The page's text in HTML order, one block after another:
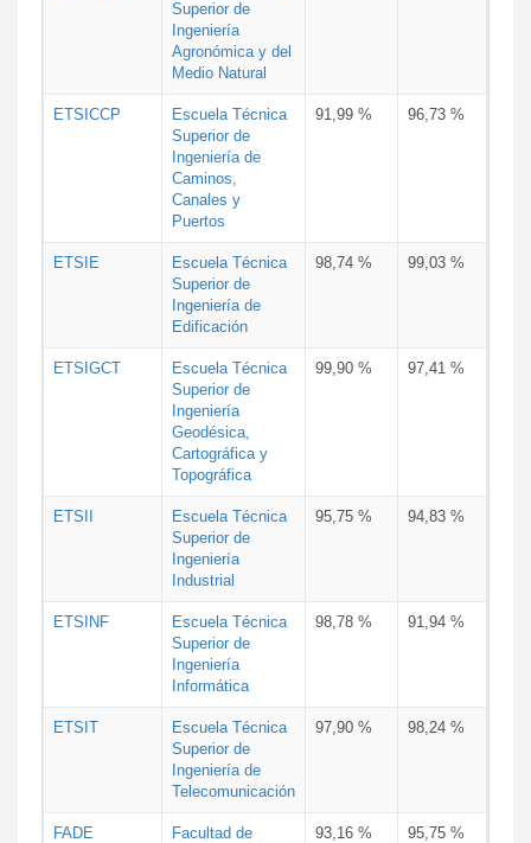
Superior de
Ingeniería
Agronómica y del
Medio Natural
ETSICCP
Escuela Técnica
Superior de
Ingeniería de
Caminos,
Canales y
Puertos
91,99 % 96,73 %
ETSIE
Escuela Técnica
Superior de
Ingeniería de
Edificación
98,74 % 99,03 %
ETSIGCT
Escuela Técnica
Superior de
Ingeniería
Geodésica,
Cartográfica y
Topográfica
99,90 % 97,41 %
ETSII
Escuela Técnica
Superior de
Ingeniería
Industrial
95,75 % 94,83 %
ETSINF
Escuela Técnica
Superior de
Ingeniería
Informática
98,78 % 91,94 %
ETSIT
Escuela Técnica
Superior de
Ingeniería de
Telecomunicación
97,90 % 98,24 %
FADE
Facultad de
93,16 % 95,75 %